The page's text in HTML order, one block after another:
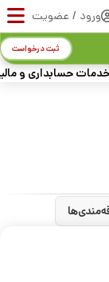
ورود / عضویت
خدمات حسابداری و
ثبت درخواست